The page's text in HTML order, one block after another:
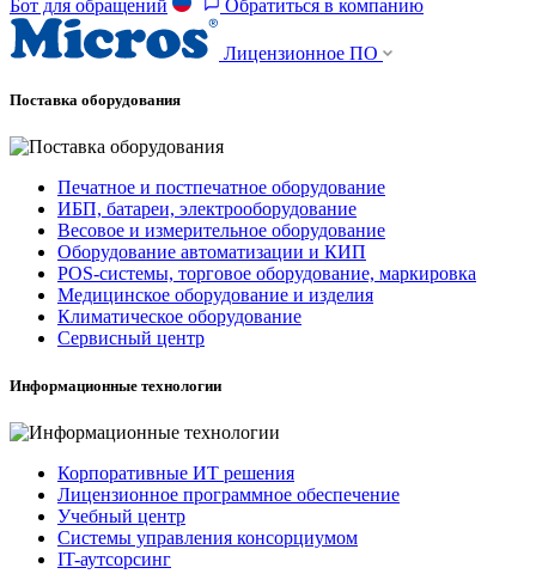
Бот для обращений
Обратиться в компанию
Лицензионное ПО
Поставка оборудования
Печатное и постпечатное оборудование
ИБП, батареи, электрооборудование
Весовое и измерительное оборудование
Оборудование автоматизации и КИП
POS-системы, торговое оборудование, маркировка
Медицинское оборудование и изделия
Климатическое оборудование
Сервисный центр
Информационные технологии
Корпоративные ИТ решения
Лицензионное программное обеспечение
Учебный центр
Системы управления консорциумом
IT-аутсорсинг